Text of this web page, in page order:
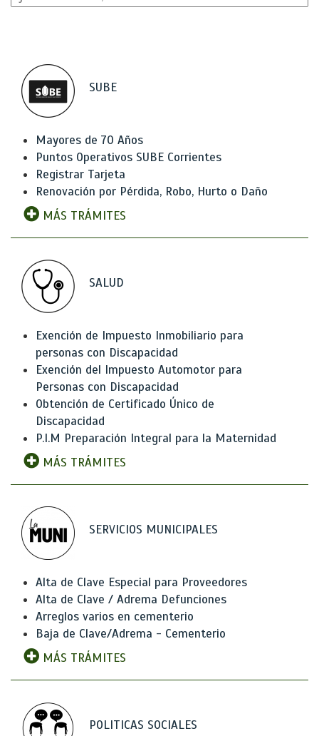
SUBE
Mayores de 70 Años
Puntos Operativos SUBE Corrientes
Registrar Tarjeta
Renovación por Pérdida, Robo, Hurto o Daño
MÁS TRÁMITES
SALUD
Exención de Impuesto Inmobiliario para
personas con Discapacidad
Exención del Impuesto Automotor para
Personas con Discapacidad
Obtención de Certificado Único de
Discapacidad
P.I.M Preparación Integral para la Maternidad
MÁS TRÁMITES
SERVICIOS MUNICIPALES
Alta de Clave Especial para Proveedores
Alta de Clave / Adrema Defunciones
Arreglos varios en cementerio
Baja de Clave/Adrema - Cementerio
MÁS TRÁMITES
POLITICAS SOCIALES